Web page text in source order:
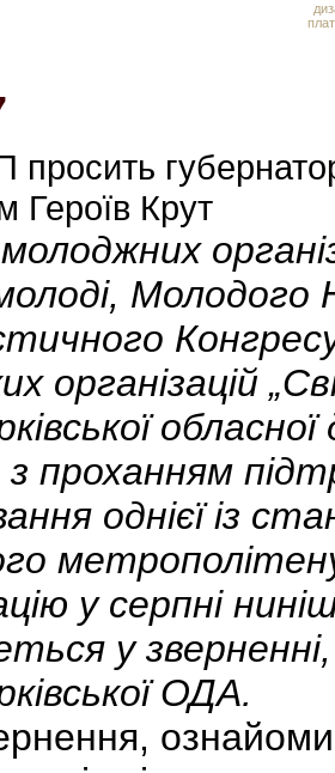
Героїв Крут
Молодого
організацій
проханням
однієї із
у серпні
у
ОДА.